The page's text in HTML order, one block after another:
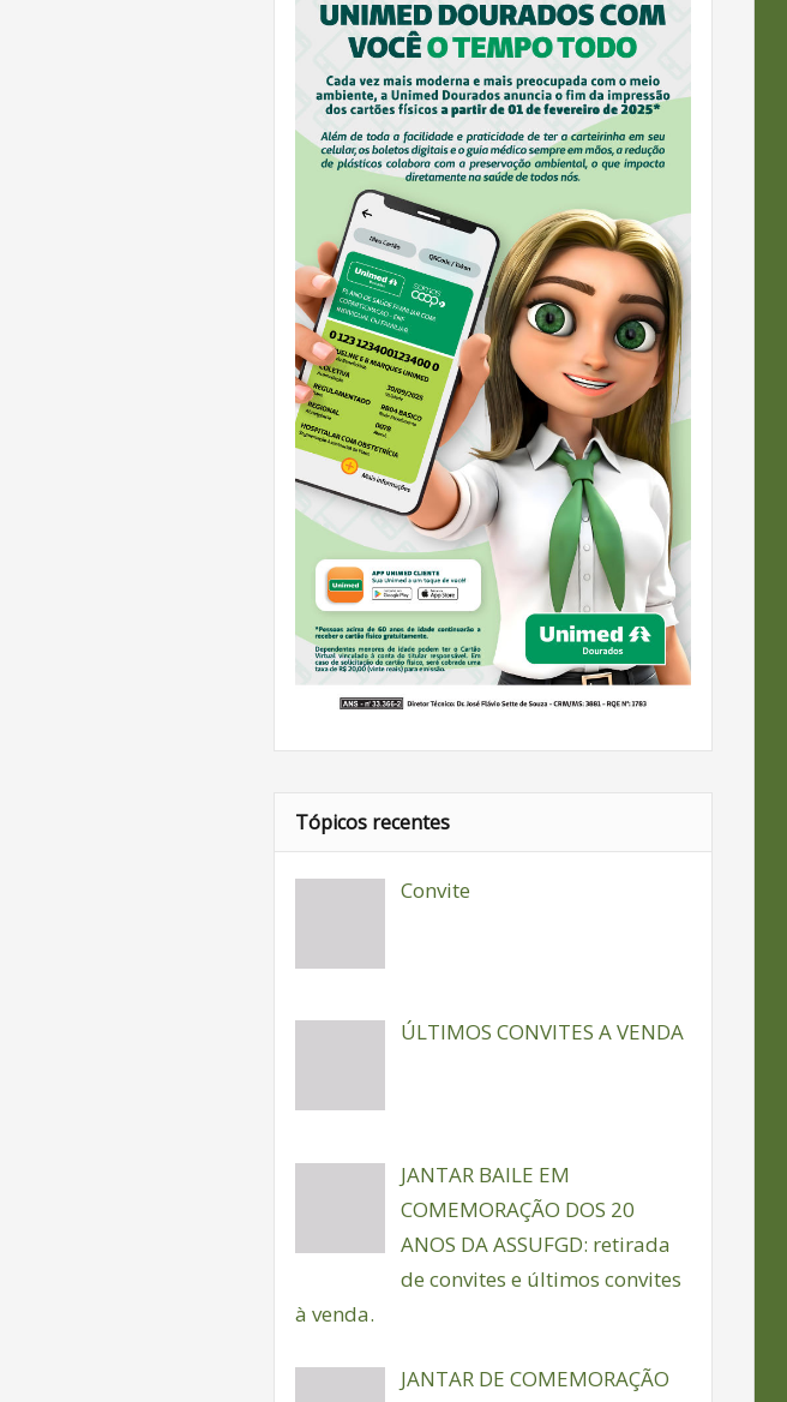
Tópicos recentes
Convite
ÚLTIMOS CONVITES A VENDA
JANTAR BAILE EM
COMEMORAÇÃO DOS 20
ANOS DA ASSUFGD: retirada
de convites e últimos convites
à venda.
JANTAR DE COMEMORAÇÃO